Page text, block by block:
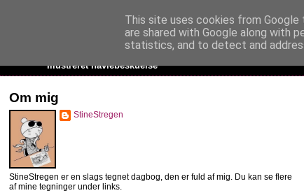
StineStregen
Illustreret navlebeskuelse
Om mig
StineStregen
StineStregen er en slags tegnet dagbog, den er fuld af mig. Du kan se flere
af mine tegninger under links.
This site uses cookies from
are shared with Google along with
statistics, and to detect and